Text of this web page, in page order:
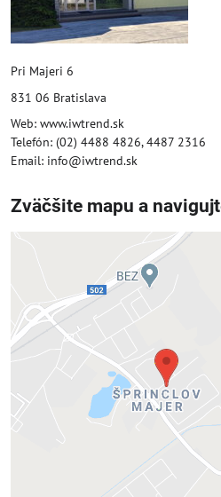
Pri Majeri 6
831 06 Bratislava
Web: www.iwtrend.sk
Telefón: (02) 4488 4826, 4487 2316
Email: info@iwtrend.sk
Zväčšite mapu a
Externý obsah je
Prajete si načítať externý
Povoliť tentokrát
Povoliť a zapamätať - súhlas
cookie: Funkčné